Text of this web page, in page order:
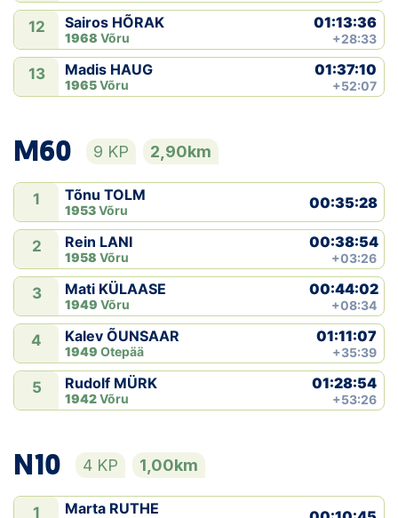
12 Sairos HÕRAK
1968 Võru
01:13:36
+28:33
13 Madis HAUG
1965Võru
01:37:10
+52:07
M60 9 KP 2,90km
1 Tõnu TOLM
1953Võru 00:35:28
2 Rein LANI
1958 Võru
00:38:54
+03:26
3 Mati KÜLAASE
1949 Võru
00:44:02
+08:34
4 Kalev ÕUNSAAR
1949 Otepää
01:11:07
+35:39
5 Rudolf MÜRK
1942Võru
01:28:54
+53:26
N10 4 KP 1,00km
1 Marta RUTHE